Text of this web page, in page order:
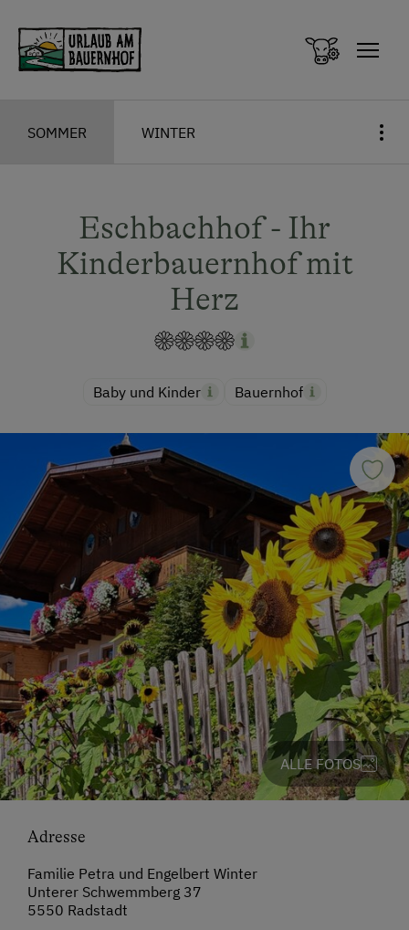
SOMMER WINTER
Eschbachhof - Ihr
Kinderbauernhof mit
Herz
Baby und Kinder Bauernhof
ALLE FOTOS
Adresse
Familie Petra und Engelbert Winter
Unterer Schwemmberg 37
5550 Radstadt